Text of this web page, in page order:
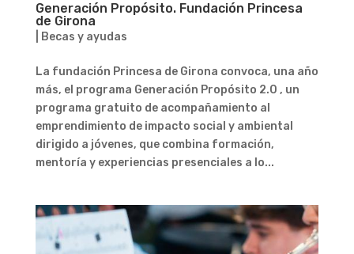
Generación Propósito. Fundación Princesa
de Girona
Becas y ayudas
La fundación Princesa de Girona convoca, una año
más, el programa Generación Propósito 2.0 , un
programa gratuito de acompañamiento al
emprendimiento de impacto social y ambiental
dirigido a jóvenes, que combina formación,
mentoría y experiencias presenciales a lo...